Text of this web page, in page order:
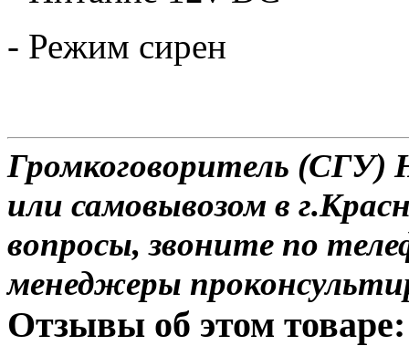
- Режим сирен
Громкоговоритель (СГУ)
или самовывозом в
вопросы, звоните по
менеджеры
Отзывы об этом товаре: